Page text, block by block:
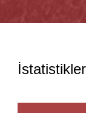
İstatistikler